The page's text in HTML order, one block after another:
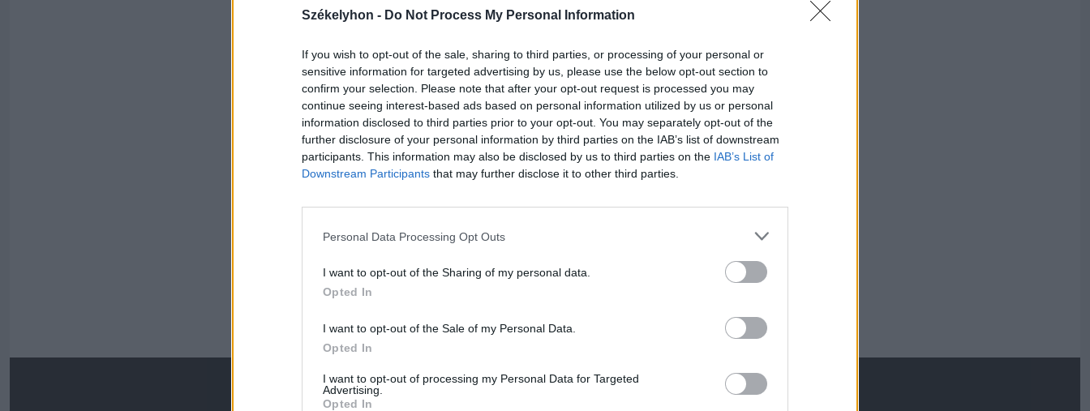
Székelyhon - Do Not Process My Personal Information
If you wish to opt-out of the sale, sharing to third parties, or processing of your personal or
sensitive information for targeted advertising by us, please use the below opt-out section to
confirm your selection. Please note that after your opt-out request is processed you may
continue seeing interest-based ads based on personal information utilized by us or personal
information disclosed to third parties prior to your opt-out. You may separately opt-out of the
further disclosure of your personal information by third parties on the IAB’s list of downstream
participants. This information may also be disclosed by us to third parties on the IAB’s List of
Downstream Participants that may further disclose it to other third parties.
Personal Data Processing Opt Outs
I want to opt-out of the Sharing of my personal data.
Opted In
I want to opt-out of the Sale of my Personal Data.
Opted In
I want to opt-out of processing my Personal Data for Targeted
Advertising.
Opted In
Jelszó
Elfelejtette a jelszavát?
BEJELENTKEZÉS